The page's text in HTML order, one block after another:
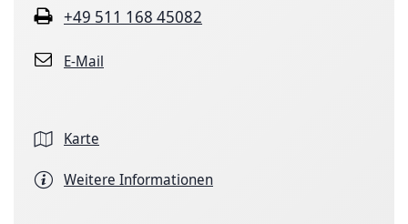
+49 511 168 45082
E-Mail
Karte
Weitere Informationen